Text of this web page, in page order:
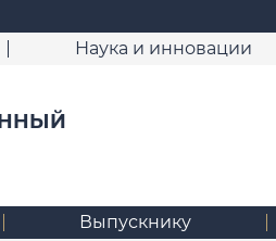
Наука и инновации
Выпускнику